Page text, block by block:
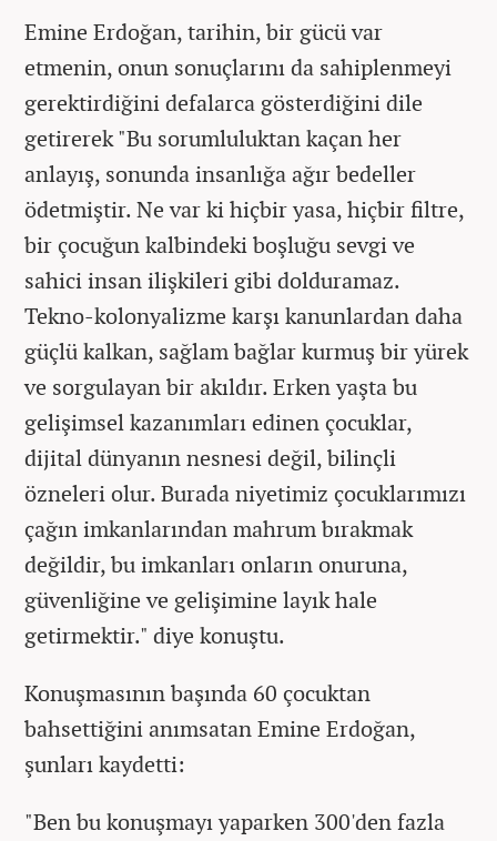
Emine Erdoğan, tarihin, bir gücü var
etmenin, onun sonuçlarını da sahiplenmeyi
gerektirdiğini defalarca gösterdiğini dile
getirerek "Bu sorumluluktan kaçan her
anlayış, sonunda insanlığa ağır bedeller
ödetmiştir. Ne var ki hiçbir yasa, hiçbir filtre,
bir çocuğun kalbindeki boşluğu sevgi ve
sahici insan ilişkileri gibi dolduramaz.
Tekno-kolonyalizme karşı kanunlardan daha
güçlü kalkan, sağlam bağlar kurmuş bir yürek
ve sorgulayan bir akıldır. Erken yaşta bu
gelişimsel kazanımları edinen çocuklar,
dijital dünyanın nesnesi değil, bilinçli
özneleri olur. Burada niyetimiz çocuklarımızı
çağın imkanlarından mahrum bırakmak
değildir, bu imkanları onların onuruna,
güvenliğine ve gelişimine layık hale
getirmektir." diye konuştu.
Konuşmasının başında 60 çocuktan
bahsettiğini anımsatan Emine Erdoğan,
şunları kaydetti:
"Ben bu konuşmayı yaparken 300'den fazla